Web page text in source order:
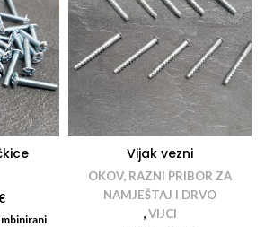
Vijak vezni
OKOV, RAZNI PRIBOR ZA
NAMJEŠTAJ I DRVO
,VIJCI